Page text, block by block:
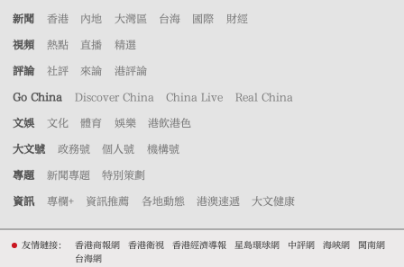
新聞 香港 內地 大灣區 台海 國際 財經
視頻 熱點 直播 精選
評論 社評 來論 港評論
Go China Discover China China Live Real China
文娛 文化 體育 娛樂 港飲港色
大文號 政務號 個人號 機構號
專題 新聞專題 特別策劃
資訊 專欄+ 資訊推薦 各地動態 港澳速遞 大文健康
友情鏈接： 香港商報網 香港衛視 香港經濟導報 星島環球網 中評網 海峽網
閩南網
台海網